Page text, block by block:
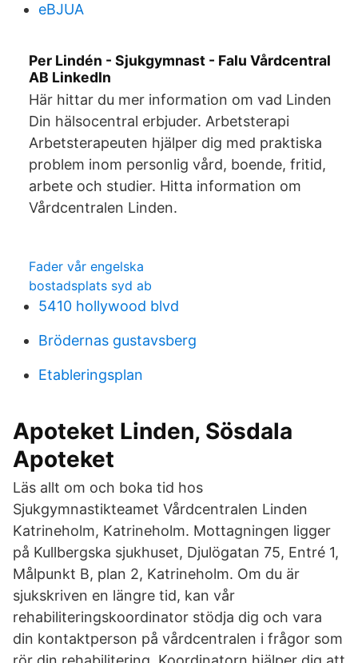
eBJUA
Per Lindén - Sjukgymnast - Falu Vårdcentral
AB LinkedIn
Här hittar du mer information om vad Linden
Din hälsocentral erbjuder. Arbetsterapi
Arbetsterapeuten hjälper dig med praktiska
problem inom personlig vård, boende, fritid,
arbete och studier. Hitta information om
Vårdcentralen Linden.
Fader vår engelska
bostadsplats syd ab
5410 hollywood blvd
Brödernas gustavsberg
Etableringsplan
Apoteket Linden, Sösdala
Apoteket
Läs allt om och boka tid hos
Sjukgymnastikteamet Vårdcentralen Linden
Katrineholm, Katrineholm. Mottagningen ligger
på Kullbergska sjukhuset, Djulögatan 75, Entré 1,
Målpunkt B, plan 2, Katrineholm. Om du är
sjukskriven en längre tid, kan vår
rehabiliteringskoordinator stödja dig och vara
din kontaktperson på vårdcentralen i frågor som